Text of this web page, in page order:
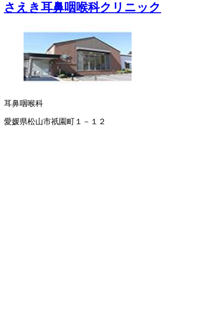
さえき耳鼻咽喉科クリニック
耳鼻咽喉科
愛媛県松山市祇園町１－１２